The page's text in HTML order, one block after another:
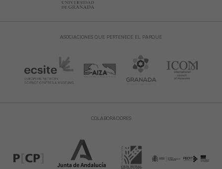
ASOCIACIONES QUE PERTENECE EL PARQUE
COLABORADORES